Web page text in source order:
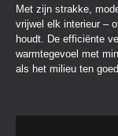
Met zijn strakke,
vrijwel elk interieur –
houdt. De efficiënte
warmtegevoel met
als het milieu ten